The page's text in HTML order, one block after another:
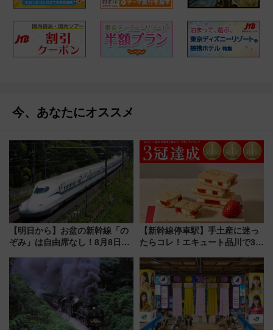
今、あなたにオススメ
【明日から】お盆の新幹線「の
ぞみ」は自由席なし！8月8日午
せば空きが見つかることも 混
雑避ける「空席」探しのコツ
【新幹線停車駅】手土産に迷っ
たらコレ！エキュート品川で3年
産スイーツとは？